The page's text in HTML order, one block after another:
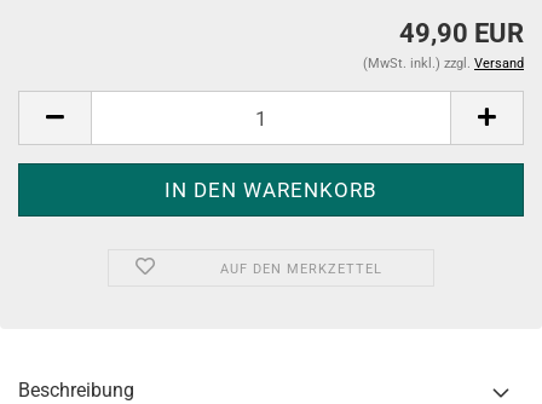
49,90 EUR
(MwSt. inkl.) zzgl. Versand
AUF DEN MERKZETTEL
Beschreibung